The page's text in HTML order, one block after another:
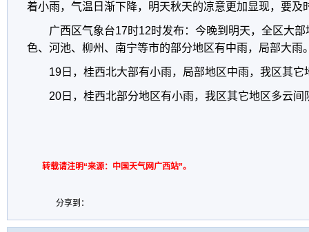
着小雨，气温日渐下降，明天秋天的凉意更加显现，要及
广西区气象台17时12时发布：今晚到明天，全区大
色、河池、柳州、南宁等市的部分地区有中雨，局部大雨
19日，桂西北大部有小雨，局部地区中雨，我区其它
20日，桂西北部分地区有小雨，我区其它地区多云间
转载请注明“来源：中国天气网广西站”。
分享到：